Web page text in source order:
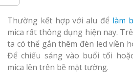
Thường kết hợp với alu để làm
mica rất thông dụng hiện nay.
ta có thể gắn thêm đèn led viền
Để chiếu sáng vào buổi tối
mica lên trên bề mặt tường.
Nghệ An